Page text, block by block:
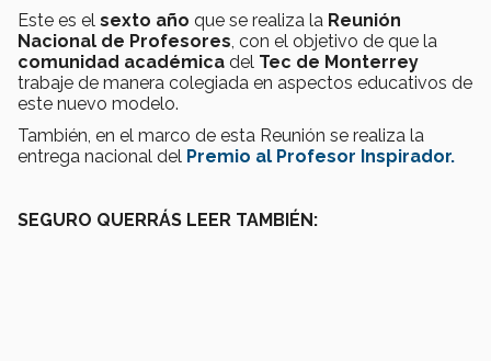
Este es el sexto año que se realiza la Reunión
Nacional de Profesores , con el objetivo de que la
comunidad académica del Tec de Monterrey
trabaje de manera colegiada en aspectos educativos de
este nuevo modelo.
También, en el marco de esta Reunión se realiza la
entrega nacional del Premio al Profesor Inspirador.
SEGURO QUERRÁS LEER TAMBIÉN: